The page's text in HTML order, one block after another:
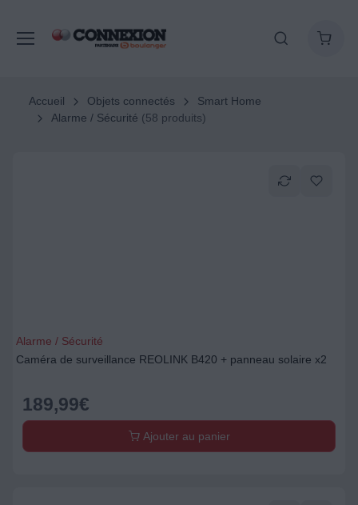
Accueil Objets connectés
Smart Home
Alarme / Sécurité (58 produits)
Alarme / Sécurité
Caméra de surveillance REOLINK B420 + panneau solaire x2
189,99€
Ajouter au panier